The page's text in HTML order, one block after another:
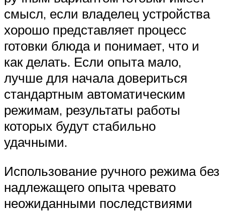
смысл, если владелец устройства
хорошо представляет процесс
готовки блюда и понимает, что и
как делать. Если опыта мало,
лучше для начала довериться
стандартным автоматическим
режимам, результаты работы
которых будут стабильно
удачными.
Использование ручного режима без
надлежащего опыта чревато
неожиданными последствиями